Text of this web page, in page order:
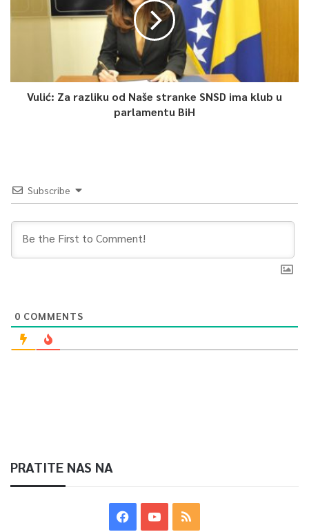
Vulić: Za razliku od Naše stranke SNSD ima klub u
parlamentu BiH
Subscribe
0 COMMENTS
PRATITE NAS NA